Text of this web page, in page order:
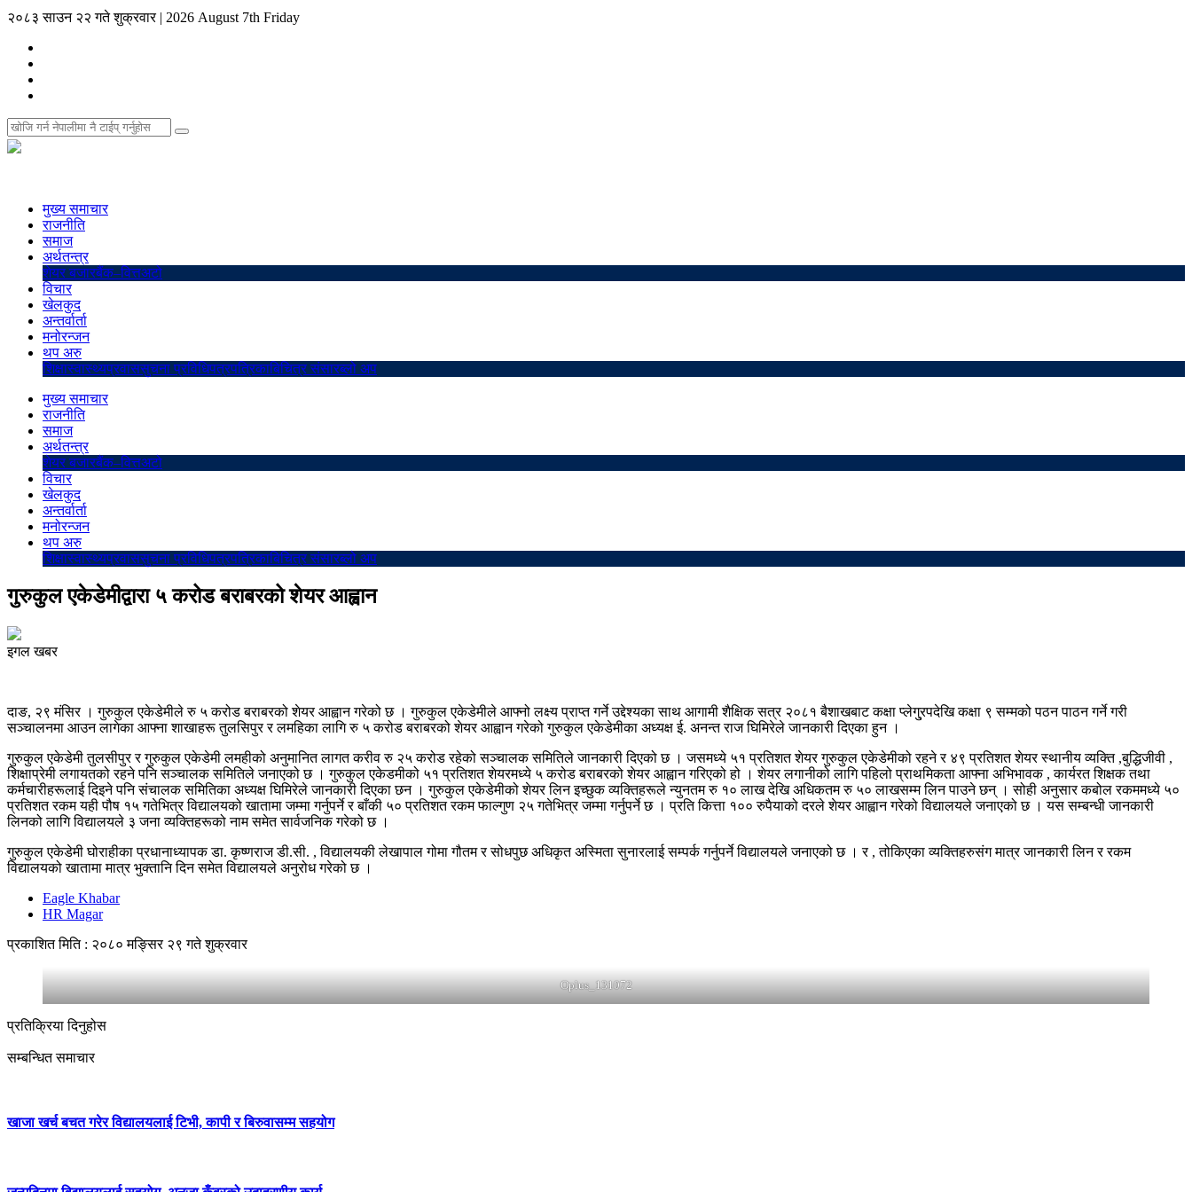
२०८३ साउन २२ गते शुक्रवार | 2026 August 7th Friday
मुख्य समाचार
राजनीति
समाज
अर्थतन्त्र
शेयर बजारबैंक–वित्तअटो
विचार
खेलकुद
अन्तर्वार्ता
मनोरन्जन
थप अरु
शिक्षास्वास्थ्यप्रवाससुचना प्रविधिपत्रपत्रिकाबिचित्र संसारब्लो अप
मुख्य समाचार
राजनीति
समाज
अर्थतन्त्र
शेयर बजारबैंक–वित्तअटो
विचार
खेलकुद
अन्तर्वार्ता
मनोरन्जन
थप अरु
शिक्षास्वास्थ्यप्रवाससुचना प्रविधिपत्रपत्रिकाबिचित्र संसारब्लो अप
गुरुकुल एकेडेमीद्वारा ५ करोड बराबरको शेयर आह्वान
इगल खबर
दाङ, २९ मंसिर । गुरुकुल एकेडेमीले रु ५ करोड बराबरको शेयर आह्वान गरेको छ । गुरुकुल एकेडेमीले आफ्नो लक्ष्य प्राप्त गर्ने उद्देश्यका साथ आगामी शैक्षिक सत्र २०८१ बैशाखबाट कक्षा प्लेगु्रपदेखि कक्षा ९ सम्मको पठन पाठन गर्ने गरी
सञ्चालनमा आउन लागेका आफ्ना शाखाहरू तुलसिपुर र लमहिका लागि रु ५ करोड बराबरको शेयर आह्वान गरेको गुरुकुल एकेडेमीका अध्यक्ष ई. अनन्त राज घिमिरेले जानकारी दिएका हुन ।
गुरुकुल एकेडेमी तुलसीपुर र गुरुकुल एकेडेमी लमहीको अनुमानित लागत करीव रु २५ करोड रहेको सञ्चालक समितिले जानकारी दिएको छ । जसमध्ये ५१ प्रतिशत शेयर गुरुकुल एकेडेमीको रहने र ४९ प्रतिशत शेयर स्थानीय व्यक्ति ,बुद्धिजीवी ,
शिक्षाप्रेमी लगायतको रहने पनि सञ्चालक समितिले जनाएको छ । गुरुकुल एकेडमीको ५१ प्रतिशत शेयरमध्ये ५ करोड बराबरको शेयर आह्वान गरिएको हो । शेयर लगानीको लागि पहिलो प्राथमिकता आफ्ना अभिभावक , कार्यरत शिक्षक तथा
कर्मचारीहरूलाई दिइने पनि संचालक समितिका अध्यक्ष घिमिरेले जानकारी दिएका छन । गुरुकुल एकेडेमीको शेयर लिन इच्छुक व्यक्तिहरूले न्युनतम रु १० लाख देखि अधिकतम रु ५० लाखसम्म लिन पाउने छन् । सोही अनुसार कबोल रकममध्ये ५०
प्रतिशत रकम यही पौष १५ गतेभित्र विद्यालयको खातामा जम्मा गर्नुपर्ने र बाँकी ५० प्रतिशत रकम फाल्गुण २५ गतेभित्र जम्मा गर्नुपर्ने छ । प्रति कित्ता १०० रुपैयाको दरले शेयर आह्वान गरेको विद्यालयले जनाएको छ । यस सम्बन्धी जानकारी
लिनको लागि विद्यालयले ३ जना व्यक्तिहरूको नाम समेत सार्वजनिक गरेको छ ।
गुरुकुल एकेडेमी घोराहीका प्रधानाध्यापक डा. कृष्णराज डी.सी. , विद्यालयकी लेखापाल गोमा गौतम र सोधपुछ अधिकृत अस्मिता सुनारलाई सम्पर्क गर्नुपर्ने विद्यालयले जनाएको छ । र , तोकिएका व्यक्तिहरुसंग मात्र जानकारी लिन र रकम
विद्यालयको खातामा मात्र भुक्तानि दिन समेत विद्यालयले अनुरोध गरेको छ ।
Eagle Khabar
HR Magar
प्रकाशित मिति : २०८० मङ्सिर २९ गते शुक्रवार
Oplus_131072
प्रतिक्रिया दिनुहोस
सम्बन्धित समाचार
खाजा खर्च बचत गरेर विद्यालयलाई टिभी, कापी र बिरुवासम्म सहयोग